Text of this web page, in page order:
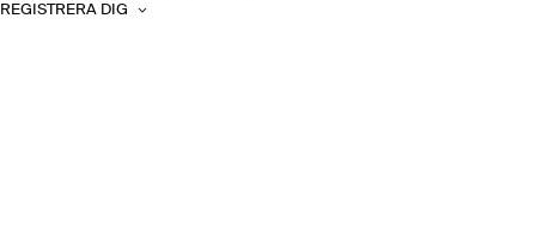
REGISTRERA DIG